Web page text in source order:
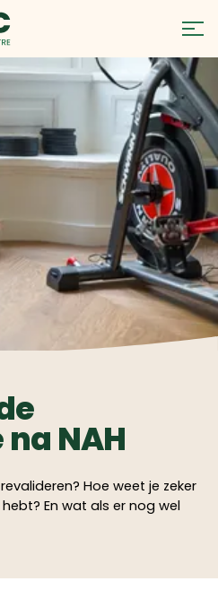
NAH
Hoe weet je zeker
En wat als er nog wel